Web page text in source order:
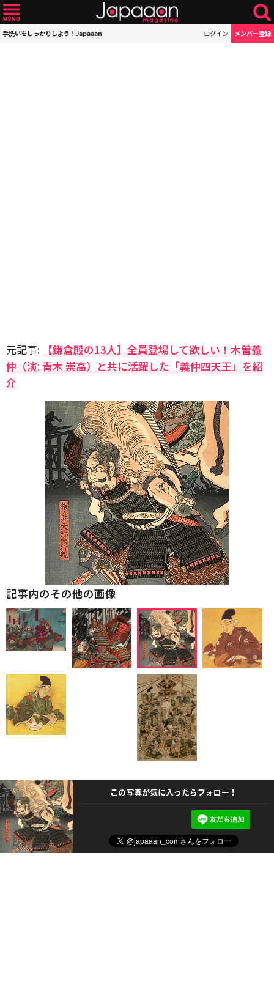
手洗いをしっかりしよう！Japaaan ログイン メンバー登録
元記事: 【鎌倉殿の13人】全員登場して欲しい！木曽義
仲（演: 青木 崇高）と共に活躍した「義仲四天王」を紹
介
記事内のその他の画像
この写真が気に入ったらフォロー！